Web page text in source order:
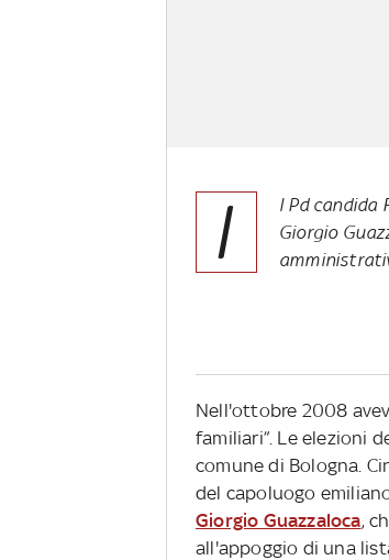
I
l Pd candida
Giorgio
Nell'ottobre 2008
familiari”. Le elezioni
comune di Bologna.
del capoluogo
Giorgio Guazzaloca,
all'appoggio di una